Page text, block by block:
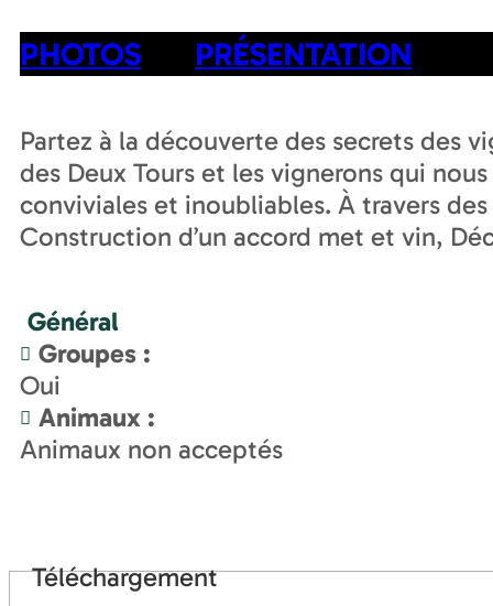
PHOTOS PRÉSENTATION
Partez à la découverte des secrets des
des Deux Tours et les vignerons qui
conviviales et inoubliables. À travers
Construction d’un accord met et vin,
Général
Groupes :
Oui
Animaux :
Animaux non acceptés
Téléchargement